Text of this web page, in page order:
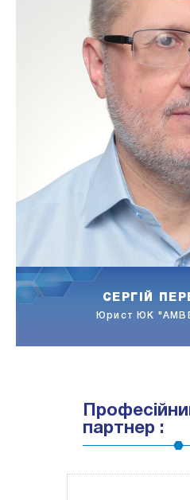
ЛІДІЯ
Адвокатка АО "Лещенко,
партнер :